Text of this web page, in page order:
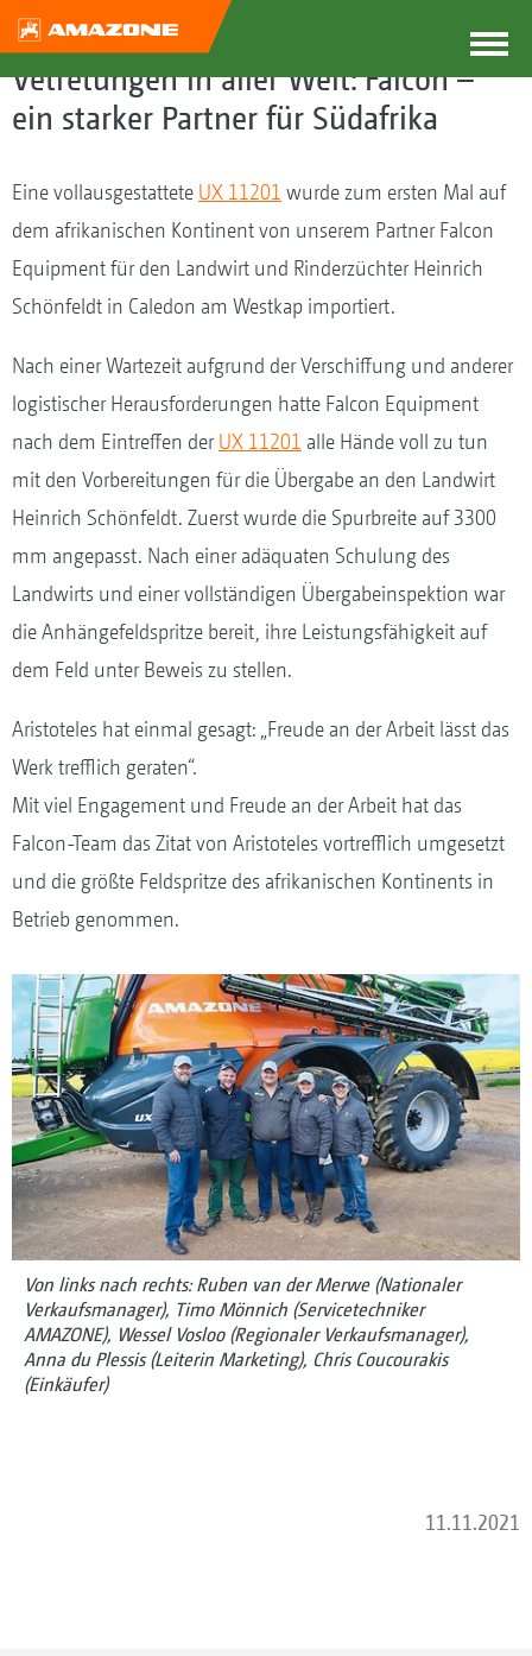
Vetretungen in aller Welt: Falcon –
ein starker Partner für Südafrika
Eine vollausgestattete UX 11201 wurde zum ersten Mal auf
dem afrikanischen Kontinent von unserem Partner Falcon
Equipment für den Landwirt und Rinderzüchter Heinrich
Schönfeldt in Caledon am Westkap importiert.
Nach einer Wartezeit aufgrund der Verschiffung und anderer
logistischer Herausforderungen hatte Falcon Equipment
nach dem Eintreffen derUX 11201 alle Hände voll zu tun
mit den Vorbereitungen für die Übergabe an den Landwirt
Heinrich Schönfeldt. Zuerst wurde die Spurbreite auf 3300
mm angepasst. Nach einer adäquaten Schulung des
Landwirts und einer vollständigen Übergabeinspektion war
die Anhängefeldspritze bereit, ihre Leistungsfähigkeit auf
dem Feld unter Beweis zu stellen.
Aristoteles hat einmal gesagt: „Freude an der Arbeit lässt das
Werk trefflich geraten“.
Mit viel Engagement und Freude an der Arbeit hat das
Falcon-Team das Zitat von Aristoteles vortrefflich umgesetzt
und die größte Feldspritze des afrikanischen Kontinents in
Betrieb genommen.
Von links nach rechts: Ruben van der Merwe (Nationaler
Verkaufsmanager), Timo Mönnich (Servicetechniker
AMAZONE), Wessel Vosloo (Regionaler Verkaufsmanager),
Anna du Plessis (Leiterin Marketing), Chris Coucourakis
(Einkäufer)
11.11.2021